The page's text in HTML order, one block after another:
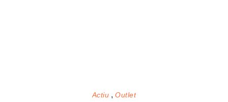
Actiu Outlet